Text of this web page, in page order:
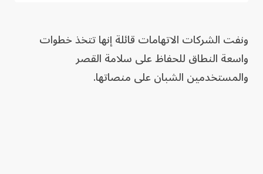
ونفت الشركات الاتهامات قائلة إنها تتخذ خطوات
واسعة النطاق للحفاظ على سلامة القصر
والمستخدمين الشبان على منصاتها.